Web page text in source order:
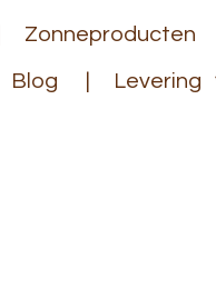
Zonneproducten
Blog Levering